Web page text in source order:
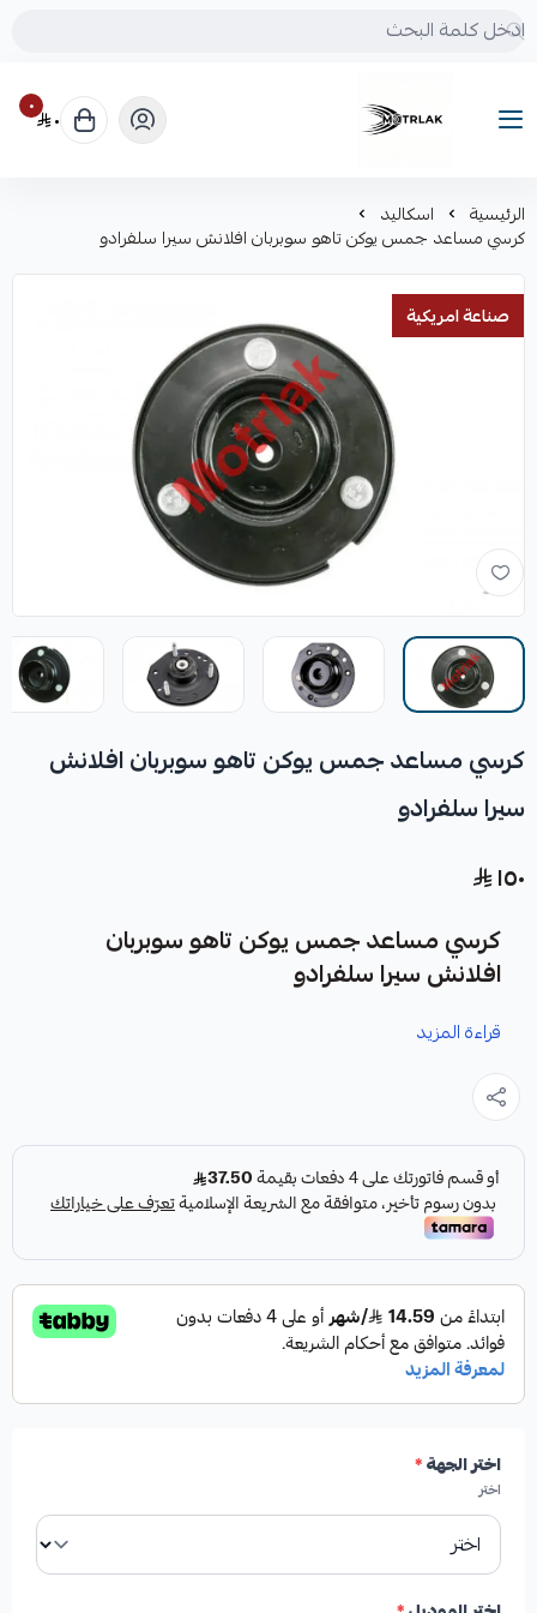
Motrlak
٠ ٠
الرئيسية اسكاليد
كرسي مساعد جمس يوكن تاهو سوبربان افلانش سيرا سلفرادو
صناعة امريكية
كرسي مساعد جمس يوكن تاهو سوبربان افلانش
سيرا سلفرادو
١٥٠
كرسي مساعد جمس يوكن تاهو سوبربان
افلانش سيرا سلفرادو
نوفر لك كرسي مساعد جمس يوكن تاهو سوبربان افلانش سيرا
سلفرادو كقطعة غيار متينة وعالية الجودة مصممة خصيصاً
لسياراتك.
مميزات المنتج:
✓قطعة غيار مصممة لسيارات جمس يوكن، تاهو،
سوبربان، افلانش، سيرا، وسلفرادو.
✓جودة عالية لضمان الأداء والمتانة.
قراءة المزيد
اختر الجهة*
اختر